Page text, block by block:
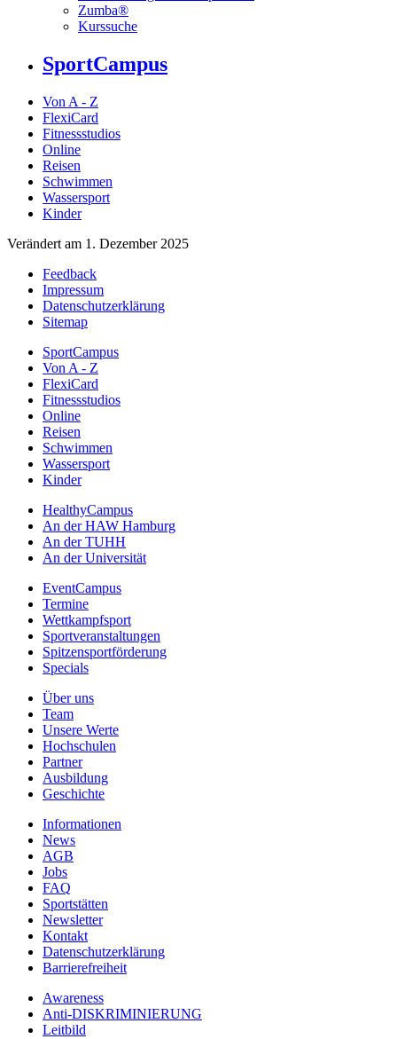
Zumba®
Kurssuche
SportCampus
Von A - Z
FlexiCard
Fitnessstudios
Online
Reisen
Schwimmen
Wassersport
Kinder
Verändert am 1. Dezember 2025
Feedback
Impressum
Datenschutzerklärung
Sitemap
SportCampus
Von A - Z
FlexiCard
Fitnessstudios
Online
Reisen
Schwimmen
Wassersport
Kinder
HealthyCampus
An der HAW Hamburg
An der TUHH
An der Universität
EventCampus
Termine
Wettkampfsport
Sportveranstaltungen
Spitzensportförderung
Specials
Über uns
Team
Unsere Werte
Hochschulen
Partner
Ausbildung
Geschichte
Informationen
News
AGB
Jobs
FAQ
Sportstätten
Newsletter
Kontakt
Datenschutzerklärung
Barrierefreiheit
Awareness
Anti-DISKRIMINIERUNG
Leitbild